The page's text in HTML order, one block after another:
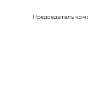
Председатель